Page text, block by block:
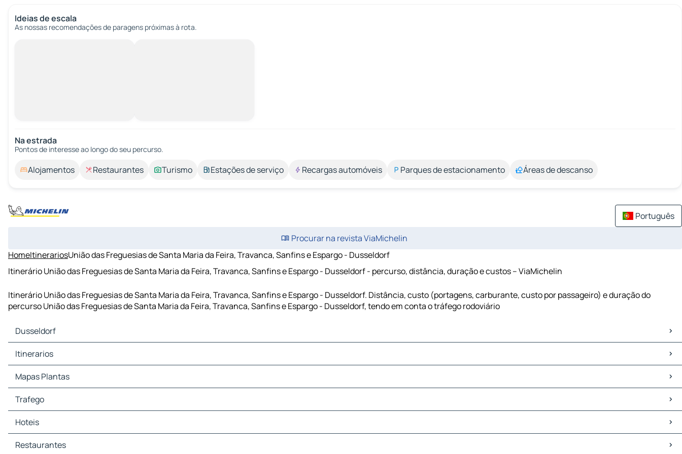
Ideias de escala
As nossas recomendações de paragens próximas à rota.
Na estrada
Pontos de interesse ao longo do seu percurso.
Alojamentos Restaurantes Turismo Estações de serviço Recargas automóveis Parques de estacionamento Áreas de descanso
Português
Procurar na revista ViaMichelin
HomeItinerariosUnião das Freguesias de Santa Maria da Feira, Travanca, Sanfins e Espargo - Dusseldorf
Itinerário União das Freguesias de Santa Maria da Feira, Travanca, Sanfins e Espargo - Dusseldorf - percurso, distância, duração e custos – ViaMichelin
Itinerário União das Freguesias de Santa Maria da Feira, Travanca, Sanfins e Espargo - Dusseldorf. Distância, custo (portagens, carburante, custo por passageiro) e duração do
percurso União das Freguesias de Santa Maria da Feira, Travanca, Sanfins e Espargo - Dusseldorf, tendo em conta o tráfego rodoviário
Dusseldorf
Dusseldorf Mapas Plantas
Dusseldorf Trafego
Dusseldorf Hoteis
Dusseldorf Restaurantes
Dusseldorf Estacoes servico
Itinerarios
Itinerarios Dusseldorf - Essen
Itinerarios Dusseldorf - Colónia
Itinerarios Dusseldorf - Dortmund
Itinerarios Dusseldorf - Antuérpia
Itinerarios Dusseldorf - Roterdã
Itinerarios Dusseldorf - Frankfurt sobre o Meno
Mapas Plantas
Mapas Plantas Essen
Mapas Plantas Colónia
Mapas Plantas Dortmund
Mapas Plantas Antuérpia
Mapas Plantas Roterdã
Trafego
Trafego Essen
Trafego Colónia
Trafego Dortmund
Trafego Antuérpia
Hoteis
Hoteis Essen
Hoteis Colónia
Restaurantes